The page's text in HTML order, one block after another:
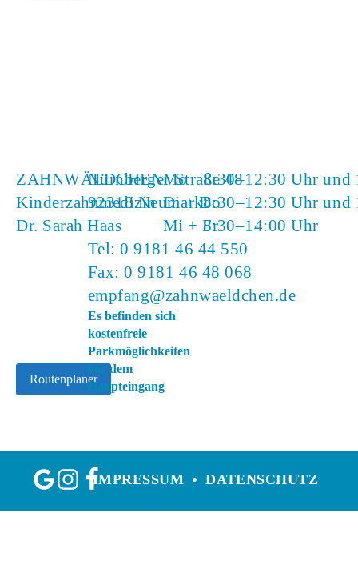
ZAHNWÄLDCHEN
Kinderzahnmedizin
Dr. Sarah Haas
Routenplaner
Nürnberger Straße 48
92318 Neumarkt
Tel:0 9181 46 44 550
Fax: 0 9181 46 48 068
empfang@zahnwaeldchen.de
Es befinden sich
kostenfreie
Parkmöglichkeiten
vor dem
Haupteingang
Mo
Di + Do
Mi + Fr
8:30–12:30 Uhr und
8:30–12:30 Uhr und
8:30–14:00 Uhr
IMPRESSUM DATENSCHUTZ